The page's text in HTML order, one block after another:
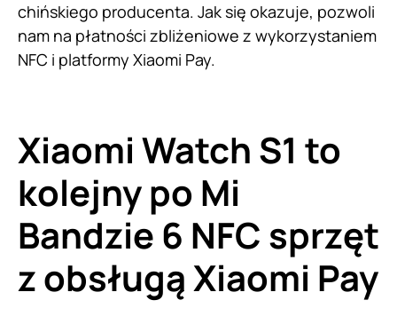
chińskiego producenta. Jak się okazuje, pozwoli
nam na płatności zbliżeniowe z wykorzystaniem
NFC i platformy Xiaomi Pay.
Xiaomi Watch S1 to
kolejny po Mi
Bandzie 6 NFC sprzęt
z obsługą Xiaomi Pay